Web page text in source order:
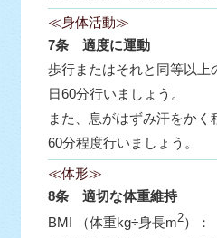
≪身体活動≫
7条 適度に運動
歩行またはそれと同等以上
日60分行いましょう。
また、息がはずみ汗をかく
60分程度行いましょう。
≪体形≫
8条 適切な体重維持
BMI （体重kg÷身長m2）：